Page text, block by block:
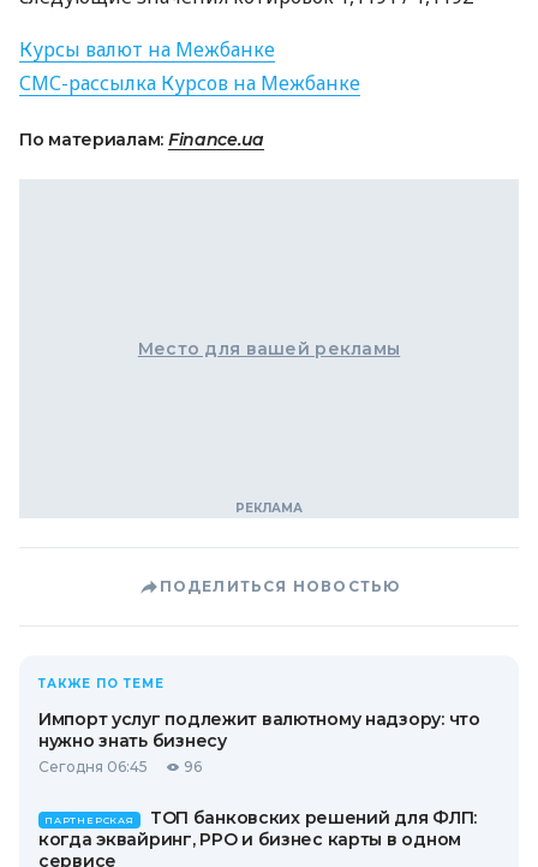
Курсы валют на Межбанке
СМС-рассылка Курсов на Межбанке
По материалам: Finance.ua
Место для вашей рекламы
ПОДЕЛИТЬСЯ НОВОСТЬЮ
ТАКЖЕ ПО ТЕМЕ
Импорт услуг подлежит валютному надзору: что
нужно знать бизнесу
Сегодня 06:45 96
ПАРТНЕРСКАЯ
ТОП банковских решений для ФЛП:
когда эквайринг, РРО и бизнес карты в одном
сервисе